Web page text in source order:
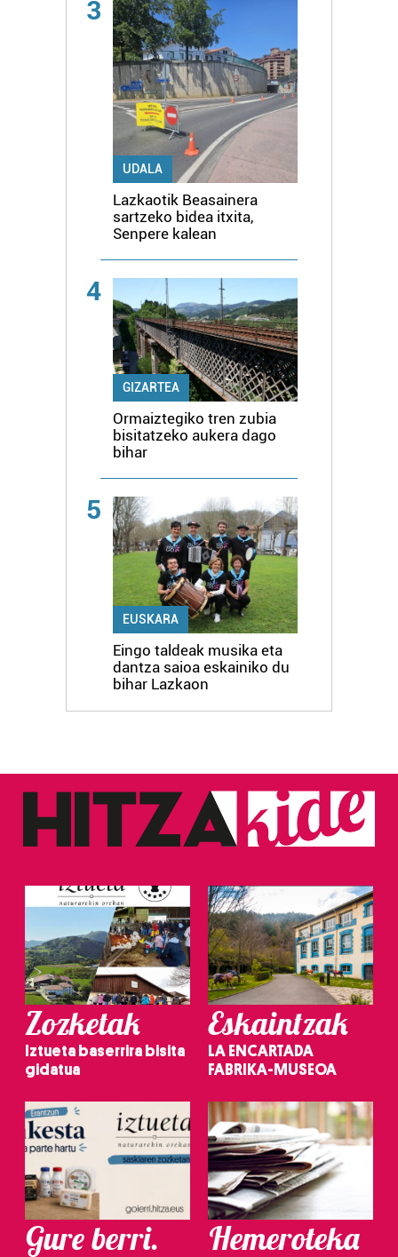
3
UDALA
Lazkaotik Beasainera
sartzeko bidea itxita,
Senpere kalean
4
GIZARTEA
Ormaiztegiko tren zubia
bisitatzeko aukera dago
bihar
5
EUSKARA
Eingo taldeak musika eta
dantza saioa eskainiko du
bihar Lazkaon
Zozketak
Iztueta baserrira bisita
gidatua
Eskaintzak
LA ENCARTADA
FABRIKA-MUSEOA
Gure berri. Hemeroteka